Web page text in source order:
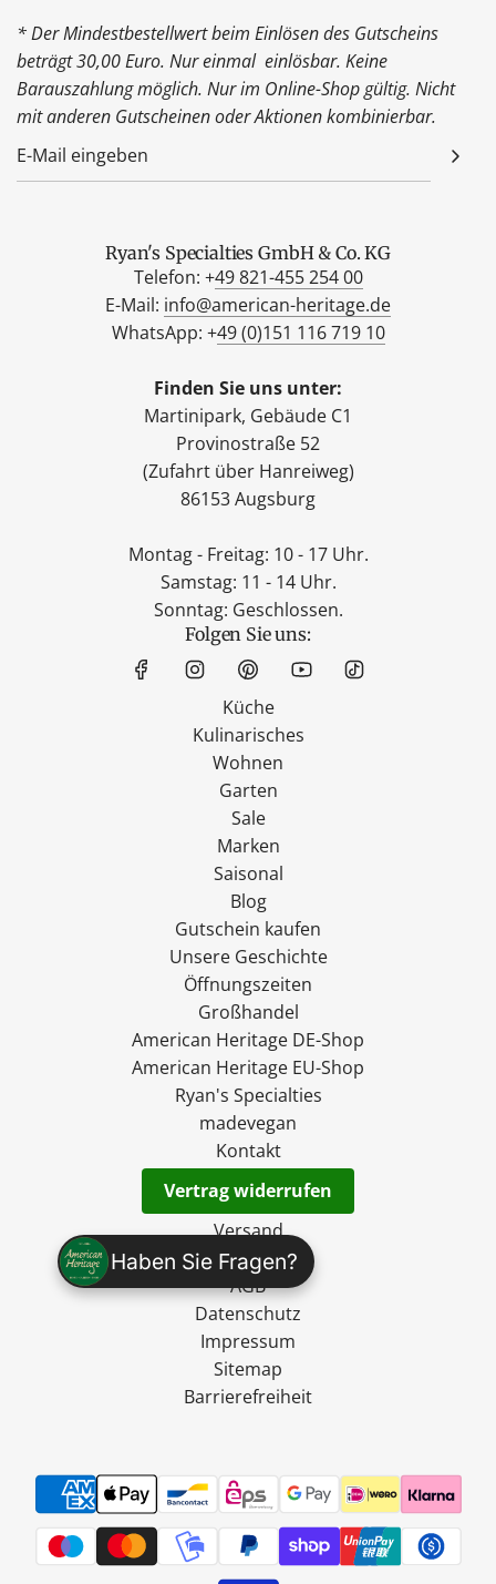
Haben Sie Fragen?
* Der Mindestbestellwert beim Einlösen des Gutscheins
beträgt 30,00 Euro. Nur einmal einlösbar. Keine
Barauszahlung möglich. Nur im Online-Shop gültig. Nicht
mit anderen Gutscheinen oder Aktionen kombinierbar.
Ryan's Specialties GmbH & Co. KG
Telefon: +49 821-455 254 00
E-Mail: info@american-heritage.de
WhatsApp: +49 (0)151 116 719 10
Finden Sie uns unter:
Martinipark, Gebäude C1
Provinostraße 52
(Zufahrt über Hanreiweg)
86153 Augsburg
Montag - Freitag: 10 - 17 Uhr.
Samstag: 11 - 14 Uhr.
Sonntag: Geschlossen.
Folgen Sie uns:
Küche
Kulinarisches
Wohnen
Garten
Sale
Marken
Saisonal
Blog
Gutschein kaufen
Unsere Geschichte
Öffnungszeiten
Großhandel
American Heritage DE-Shop
American Heritage EU-Shop
Ryan's Specialties
madevegan
Kontakt
Vertrag widerrufen
Versand
Widerruf
AGB
Datenschutz
Impressum
Sitemap
Barrierefreiheit